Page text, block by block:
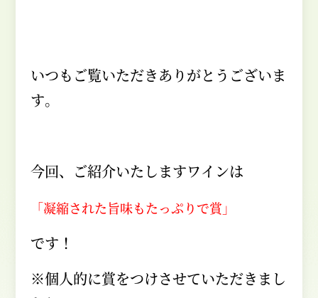
いつもご覧いただきありがとうございま
す。
今回、ご紹介いたしますワインは
「凝縮された旨味もたっぷりで賞」
です！
※個人的に賞をつけさせていただきまし